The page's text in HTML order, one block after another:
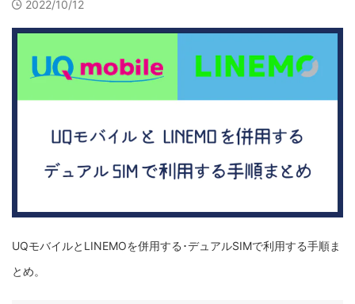
2022/10/12
UQモバイルとLINEMOを併用する･デュアルSIMで利用する手順ま
とめ。